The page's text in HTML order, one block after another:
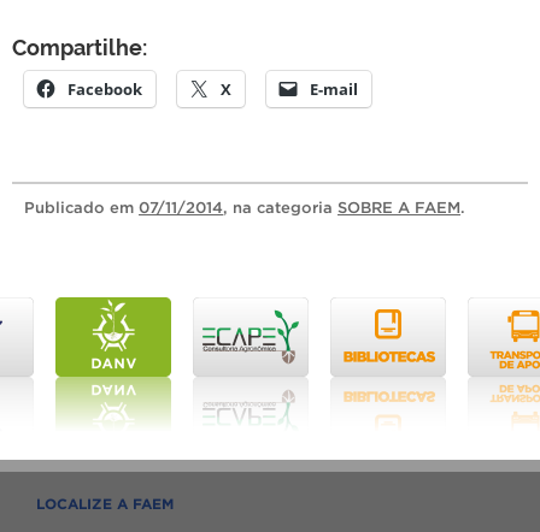
Compartilhe:
Facebook X E-mail
Publicado em 07/11/2014, na categoria SOBRE A FAEM.
LOCALIZE A FAEM